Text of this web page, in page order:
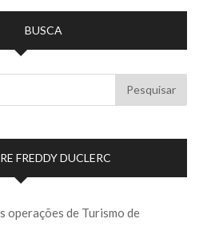
BUSCA
FREDDY DUCLERC
operações de Turismo de